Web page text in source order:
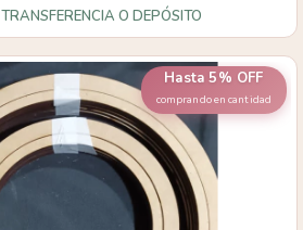
TRANSFERENCIA O DEPÓSITO
Hasta 5% OFF
comprando en cantidad